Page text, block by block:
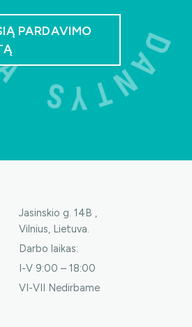
PARDAVIMO
Jasinskio g. 14B ,
Vilnius, Lietuva.
Darbo laikas:
I-V 9:00 – 18:00
VI-VII Nedirbame